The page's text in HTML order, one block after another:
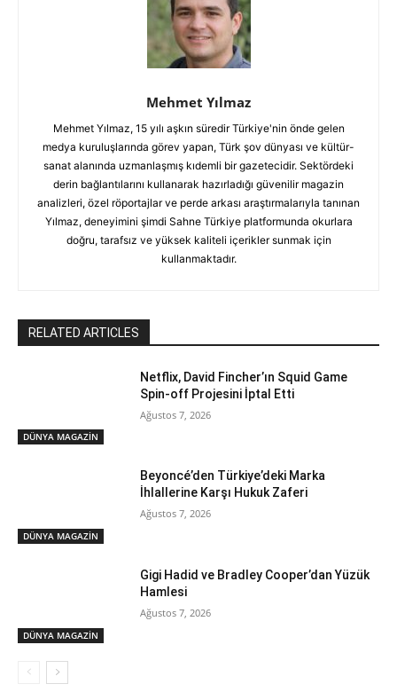
Mehmet Yılmaz
Mehmet Yılmaz, 15 yılı aşkın süredir Türkiye'nin önde gelen
medya kuruluşlarında görev yapan, Türk şov dünyası ve kültür-
sanat alanında uzmanlaşmış kıdemli bir gazetecidir. Sektördeki
derin bağlantılarını kullanarak hazırladığı güvenilir magazin
analizleri, özel röportajlar ve perde arkası araştırmalarıyla tanınan
Yılmaz, deneyimini şimdi Sahne Türkiye platformunda okurlara
doğru, tarafsız ve yüksek kaliteli içerikler sunmak için
kullanmaktadır.
RELATED ARTICLES
DÜNYA MAGAZİN
Netflix, David Fincher’ın Squid Game
Spin-off Projesini İptal Etti
Ağustos 7, 2026
DÜNYA MAGAZİN
Beyoncé’den Türkiye’deki Marka
İhlallerine Karşı Hukuk Zaferi
Ağustos 7, 2026
DÜNYA MAGAZİN
Gigi Hadid ve Bradley Cooper’dan Yüzük
Hamlesi
Ağustos 7, 2026